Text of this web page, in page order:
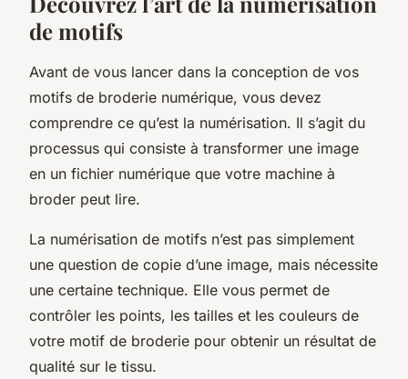
de motifs
Avant de vous lancer dans la conception de vos
motifs de broderie numérique, vous devez
comprendre ce qu’est la numérisation. Il s’agit du
processus qui consiste à transformer une image
en un fichier numérique que votre machine à
broder peut lire.
La numérisation de motifs n’est pas simplement
une question de copie d’une image, mais nécessite
une certaine technique. Elle vous permet de
contrôler les points, les tailles et les couleurs de
votre motif de broderie pour obtenir un résultat de
qualité sur le tissu.